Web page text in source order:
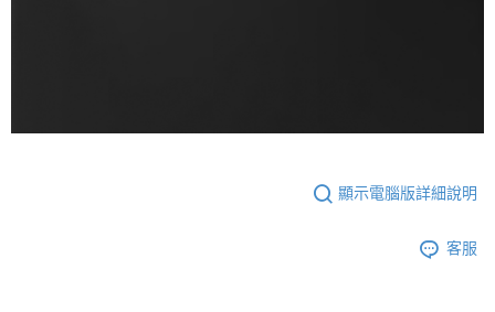
顯示電腦版詳細說明
客服